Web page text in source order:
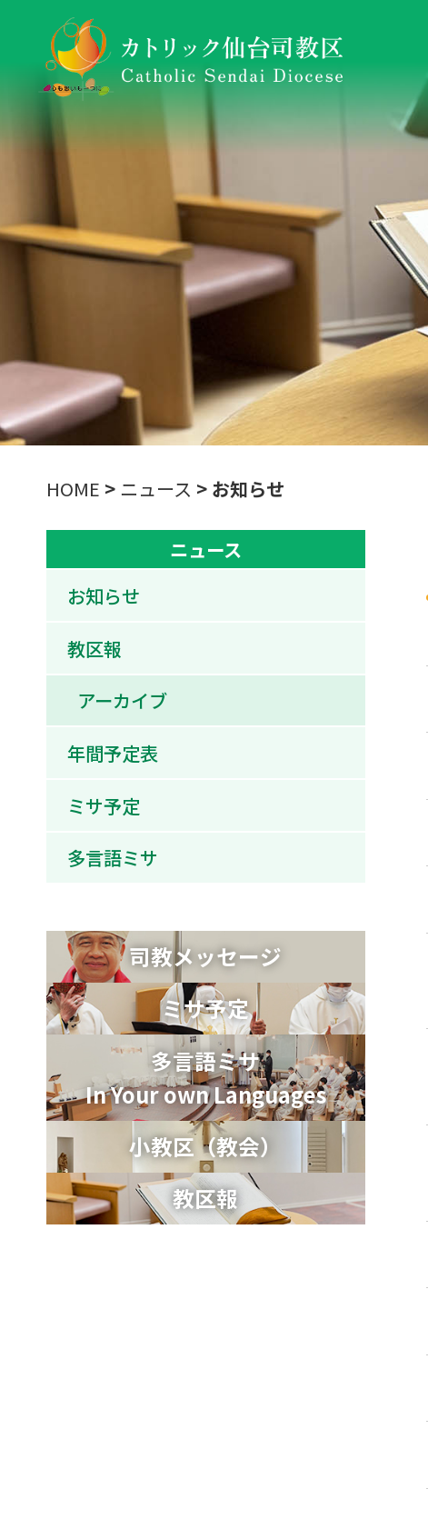
HOME > ニュース > お知らせ
ニュース
お知らせ
教区報
アーカイブ
年間予定表
ミサ予定
多言語ミサ
司教メッセージ
ミサ予定
多言語ミサ
In Your own Languages
小教区（教会）
教区報